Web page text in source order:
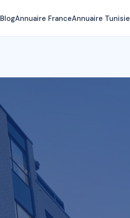
BlogAnnuaire FranceAnnuaire Tunisie